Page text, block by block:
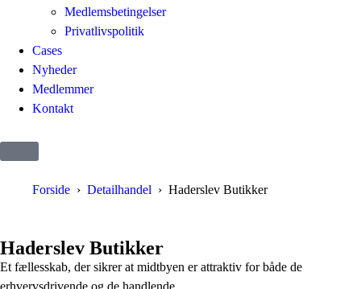
Medlemsbetingelser
Privatlivspolitik
Cases
Nyheder
Medlemmer
Kontakt
Forside Detailhandel Haderslev Butikker
Haderslev Butikker
Et fællesskab, der sikrer at midtbyen er attraktiv for både de
erhvervsdrivende og de handlende.